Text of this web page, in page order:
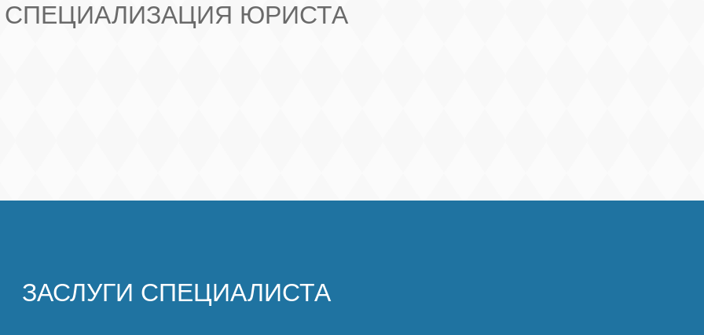
СПЕЦИАЛИЗАЦИЯ ЮРИСТА
ЗАСЛУГИ СПЕЦИАЛИСТА